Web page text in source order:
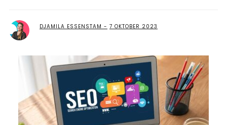
DJAMILA ESSENSTAM 7 OKTOBER 2023